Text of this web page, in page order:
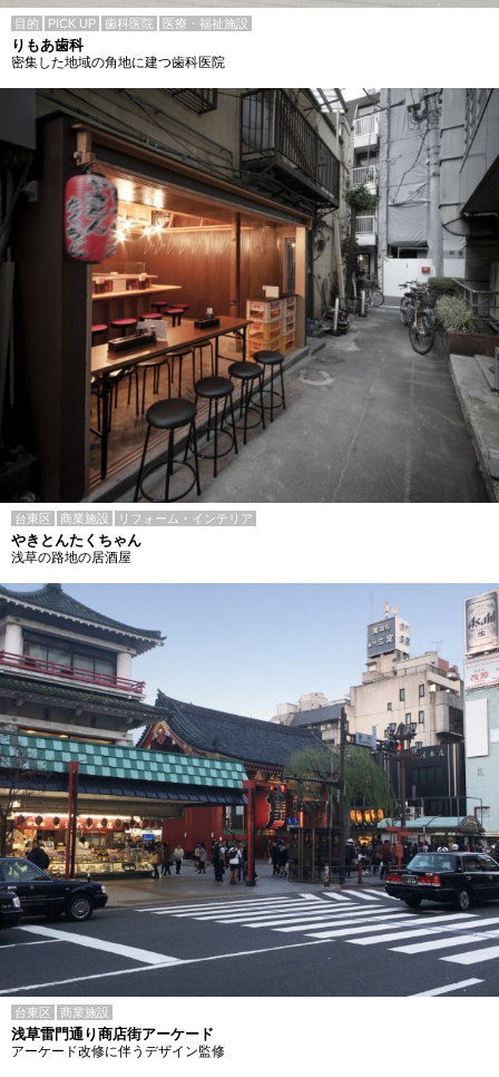
目的 PICK UP 歯科医院 医療・福祉施設
りもあ歯科
密集した地域の角地に建つ歯科医院
台東区 商業施設 リフォーム・インテリア
やきとんたくちゃん
浅草の路地の居酒屋
台東区 商業施設
浅草雷門通り商店街アーケード
アーケード改修に伴うデザイン監修